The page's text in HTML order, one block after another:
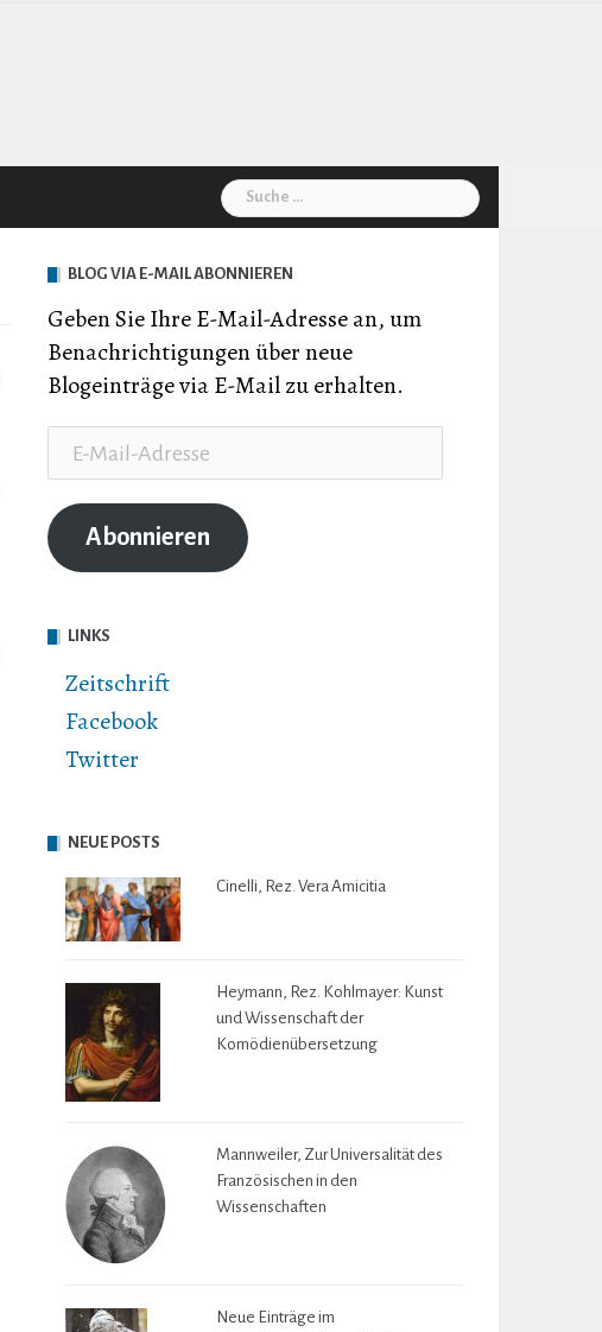
Suche
nach:
BLOG VIA E-MAIL ABONNIEREN
Geben Sie Ihre E-Mail-Adresse an, um
Benachrichtigungen über neue
Blogeinträge via E-Mail zu erhalten.
Mail-
Adresse
Abonnieren
LINKS
Zeitschrift
Facebook
Twitter
NEUE POSTS
Cinelli, Rez. Vera Amicitia
Heymann, Rez. Kohlmayer: Kunst
und Wissenschaft der
Komödienübersetzung
Mannweiler, Zur Universalität des
Französischen in den
Wissenschaften
Neue Einträge im